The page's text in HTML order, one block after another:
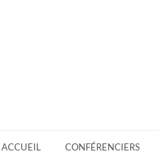
ACCUEIL CONFÉRENCIERS